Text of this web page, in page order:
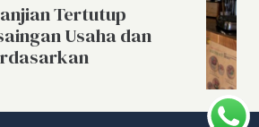
Tertutup
Usaha dan